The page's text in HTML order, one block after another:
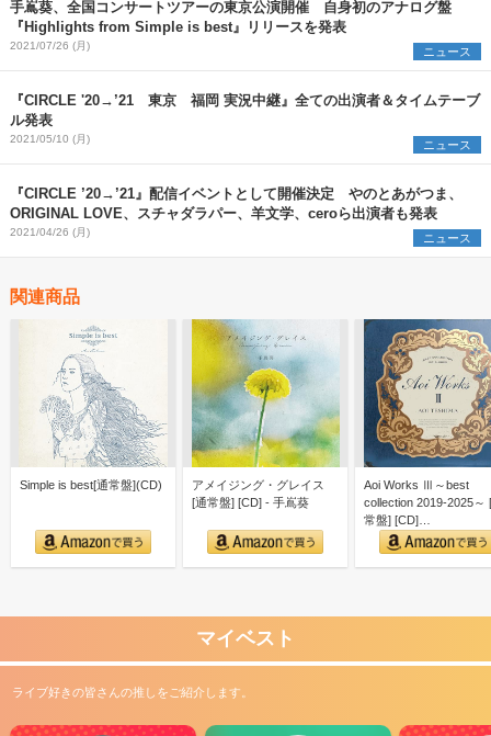
手嶌葵、全国コンサートツアーの東京公演開催 自身初のアナログ盤
『Highlights from Simple is best』リリースを発表
2021/07/26 (月) ニュース
『CIRCLE '20→’21 東京 福岡 実況中継』全ての出演者＆タイムテーブ
ル発表
2021/05/10 (月) ニュース
『CIRCLE ’20→’21』配信イベントとして開催決定 やのとあがつま、
ORIGINAL LOVE、スチャダラパー、羊文学、ceroら出演者も発表
2021/04/26 (月) ニュース
関連商品
Simple is best[通常盤](CD)
アメイジング・グレイス
[通常盤] [CD] - 手嶌葵
Aoi Works Ⅲ～best
collection 2019-2025～
常盤] [CD]…
マイベスト
ライブ好きの皆さんの推しをご紹介します。